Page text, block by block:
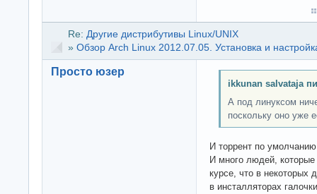
Re: Другие дистрибутивы Linux/UNIX
» Обзор Arch Linux 2012.07.05. Установка и
Просто юзер
ikkunan salvataja
А под линуксом
поскольку оно уже
И торрент по
И много людей,
курсе, что в некоторых
в инсталляторах